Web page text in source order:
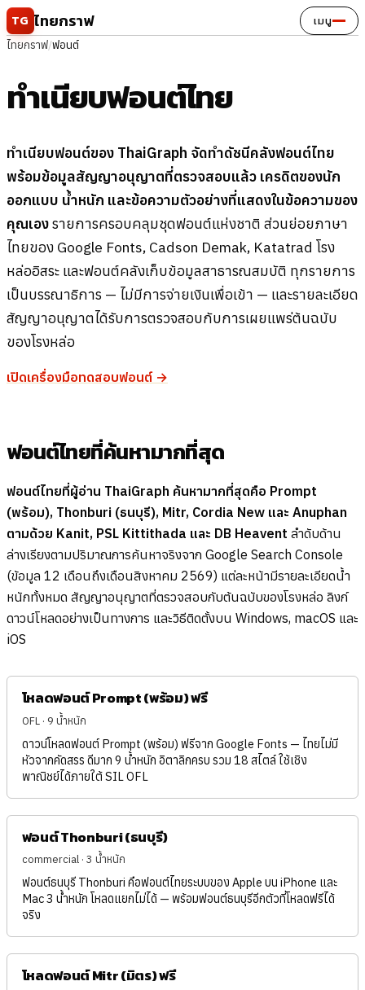
ข้ามไปยังเนื้อหา
TG ไทยกราฟ เมนู
ไทยกราฟ/ฟอนต์
ทำเนียบฟอนต์ไทย
ทำเนียบฟอนต์ของ ThaiGraph จัดทำดัชนีคลังฟอนต์ไทย
พร้อมข้อมูลสัญญาอนุญาตที่ตรวจสอบแล้ว เครดิตของนัก
ออกแบบ น้ำหนัก และข้อความตัวอย่างที่แสดงในข้อความของ
คุณเองรายการครอบคลุมชุดฟอนต์แห่งชาติ ส่วนย่อยภาษา
ไทยของ Google Fonts, Cadson Demak, Katatrad โรง
หล่ออิสระ และฟอนต์คลังเก็บข้อมูลสาธารณสมบัติ ทุกรายการ
เป็นบรรณาธิการ — ไม่มีการจ่ายเงินเพื่อเข้า — และรายละเอียด
สัญญาอนุญาตได้รับการตรวจสอบกับการเผยแพร่ต้นฉบับ
ของโรงหล่อ
เปิดเครื่องมือทดสอบฟอนต์ →
ฟอนต์ไทยที่ค้นหามากที่สุด
ฟอนต์ไทยที่ผู้อ่าน ThaiGraph ค้นหามากที่สุดคือ Prompt
(พร้อม), Thonburi (ธนบุรี), Mitr, Cordia New และ Anuphan
ตามด้วย Kanit, PSL Kittithada และ DB Heavent ลำดับด้าน
ล่างเรียงตามปริมาณการค้นหาจริงจาก Google Search Console
(ข้อมูล 12 เดือนถึงเดือนสิงหาคม 2569) แต่ละหน้ามีรายละเอียดน้ำ
หนักทั้งหมด สัญญาอนุญาตที่ตรวจสอบกับต้นฉบับของโรงหล่อ ลิงก์
ดาวน์โหลดอย่างเป็นทางการ และวิธีติดตั้งบน Windows, macOS และ
iOS
โหลดฟอนต์ Prompt (พร้อม) ฟรี
OFL · 9 น้ำหนัก
ดาวน์โหลดฟอนต์ Prompt (พร้อม) ฟรีจาก Google Fonts — ไทยไม่มี
หัวจากคัดสรร ดีมาก 9 น้ำหนัก อิตาลิกครบ รวม 18 สไตล์ ใช้เชิง
พาณิชย์ได้ภายใต้ SIL OFL
ฟอนต์ Thonburi (ธนบุรี)
commercial · 3 น้ำหนัก
ฟอนต์ธนบุรี Thonburi คือฟอนต์ไทยระบบของ Apple บน iPhone และ
Mac 3 น้ำหนัก โหลดแยกไม่ได้ — พร้อมฟอนต์ธนบุรีอีกตัวที่โหลดฟรีได้
จริง
โหลดฟอนต์ Mitr (มิตร) ฟรี